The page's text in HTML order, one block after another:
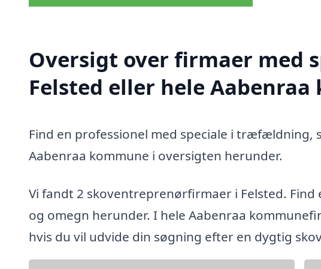
Oversigt over firmaer
Felsted eller hele Aabenraa
Find en professionel med speciale i
Aabenraa kommune i oversigten herunder.
Vi fandt 2 skoventreprenørfirmaer i Felsted.
og omegn herunder. I hele Aabenraa
hvis du vil udvide din søgning efter en dygtig